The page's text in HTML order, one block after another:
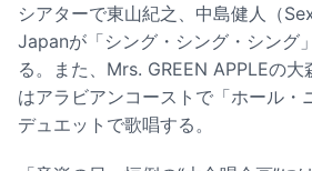
シアターで東山紀之、中島健人（
Japanが「シング・シング・シング
る。また、Mrs. GREEN APPLEの
はアラビアンコーストで「ホール・
デュエットで歌唱する。